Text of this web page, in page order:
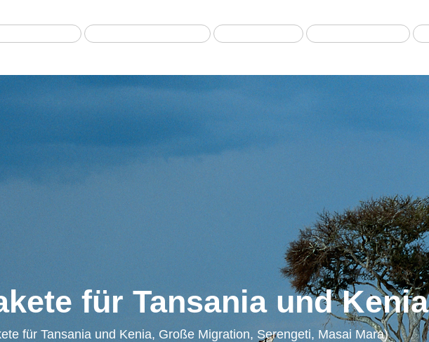
für Tansania und Kenia
für Tansania und Kenia, Große Migration, Serengeti, Masai Mara)